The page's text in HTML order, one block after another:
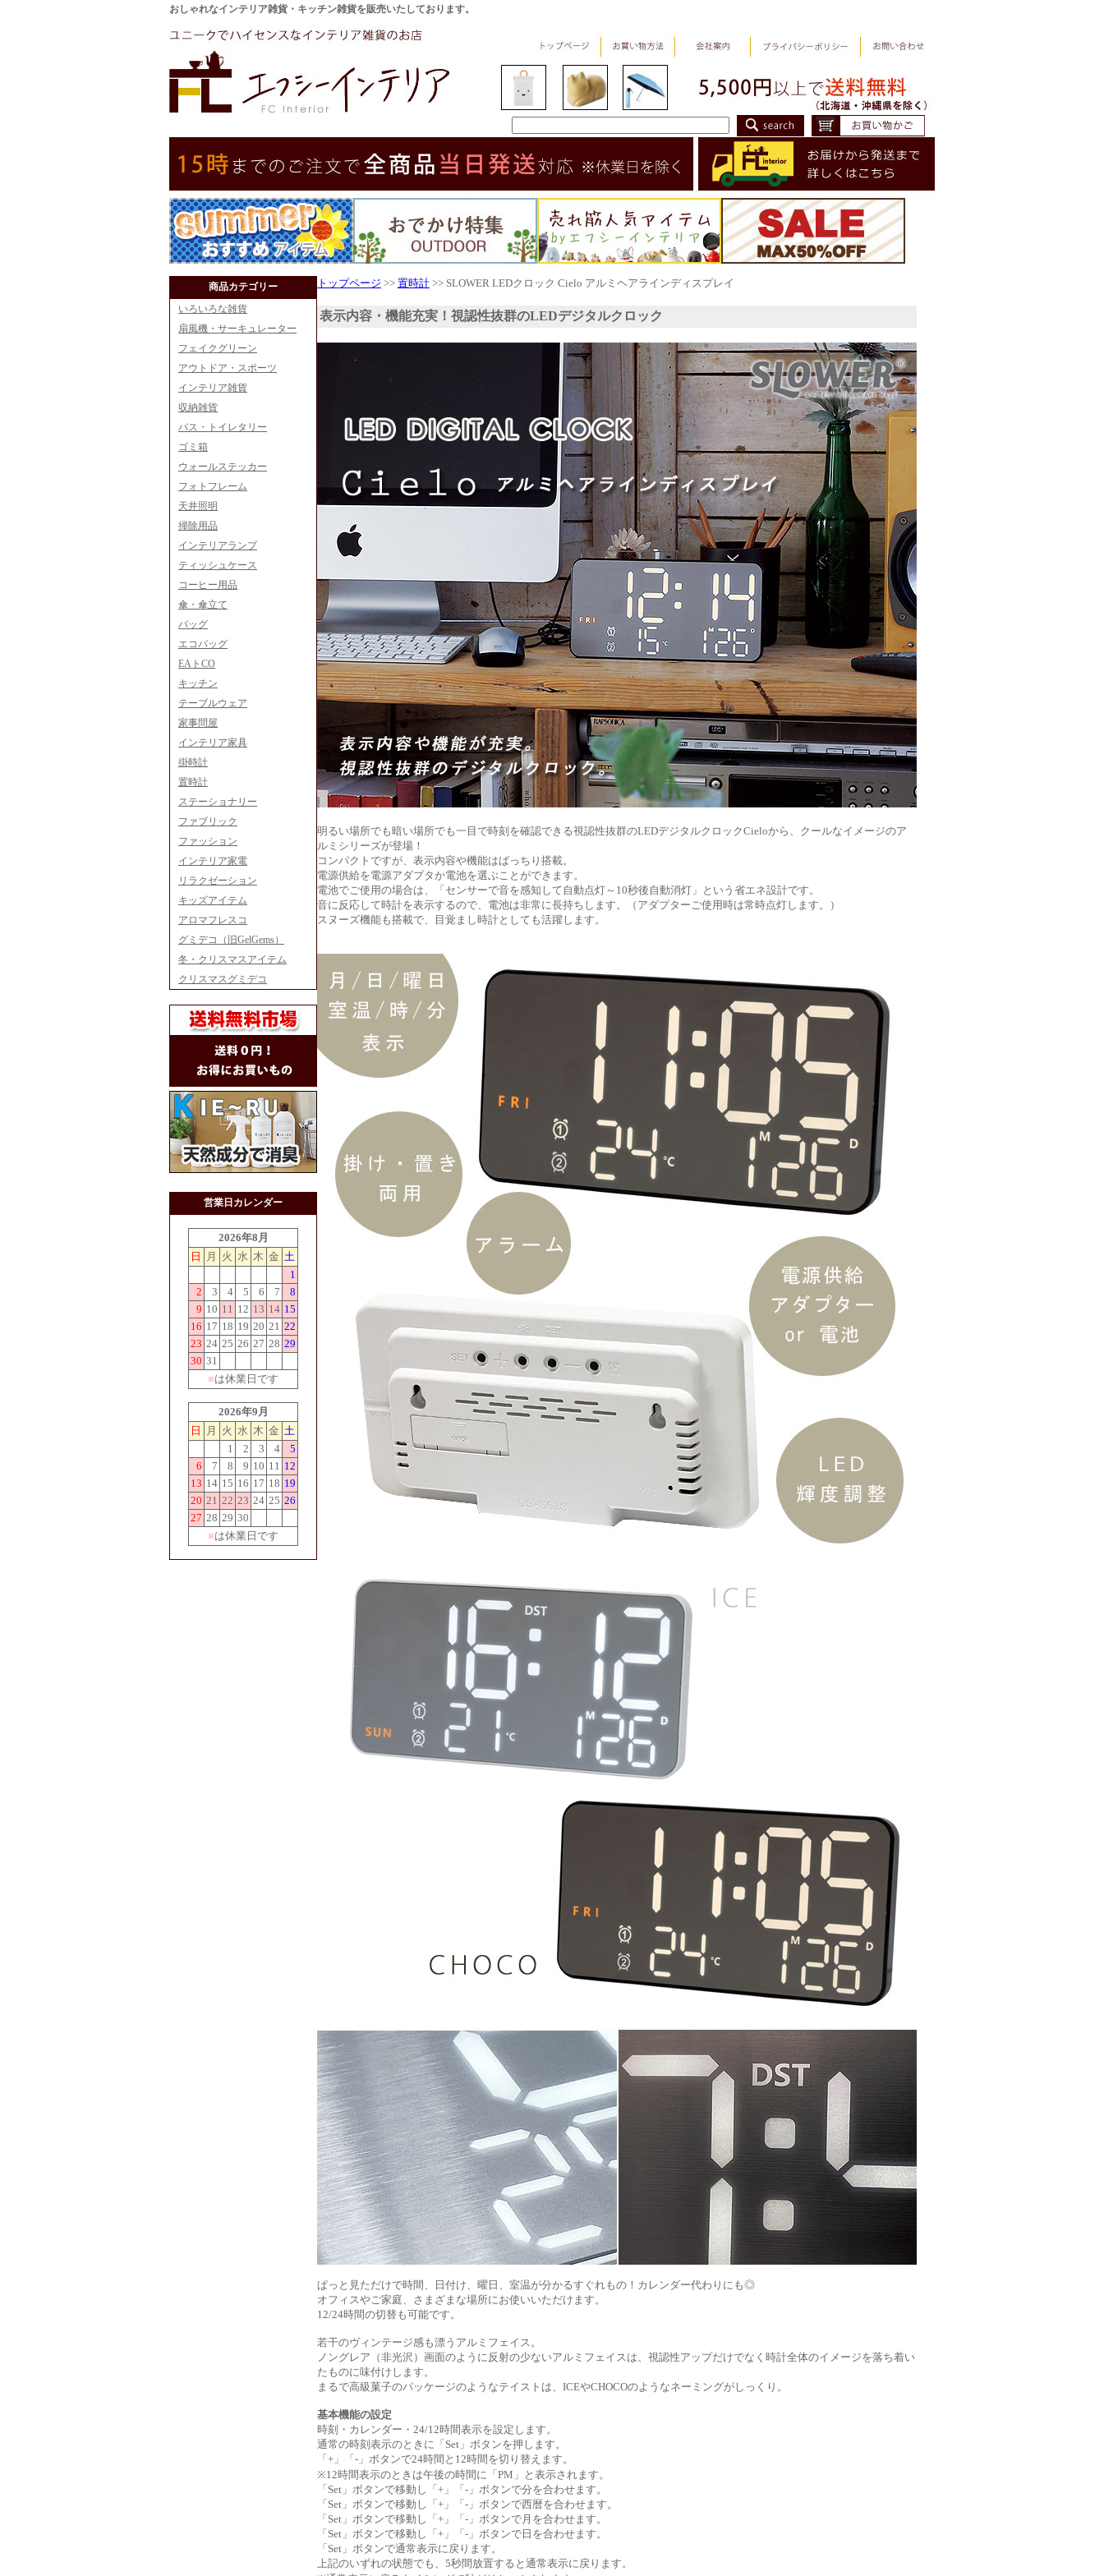
おしゃれなインテリア雑貨・キッチン雑貨を販売いたしております。
商品カテゴリー
いろいろな雑貨
扇風機・サーキュレーター
フェイクグリーン
アウトドア・スポーツ
インテリア雑貨
収納雑貨
バス・トイレタリー
ゴミ箱
ウォールステッカー
フォトフレーム
天井照明
掃除用品
インテリアランプ
ティッシュケース
コーヒー用品
傘・傘立て
バッグ
エコバッグ
EAトCO
キッチン
テーブルウェア
家事問屋
インテリア家具
掛時計
置時計
ステーショナリー
ファブリック
ファッション
インテリア家電
リラクゼーション
キッズアイテム
アロマフレスコ
グミデコ（旧GelGems）
冬・クリスマスアイテム
クリスマスグミデコ
営業日カレンダー
2026年8月
日
月 火 水 木 金 土
1
2
3 4 5 6 7
8
9 10 11 12 13 14 15
16 17 18 19 20 21 22
23 24 25 26 27 28 29
30 31
■は休業日です
2026年9月
日
月 火 水 木 金 土
1
2 3 4
5
6
7 8 9 10 11 12
13 14 15 16 17 18 19
20 21 22 23 24 25 26
27 28 29 30
■は休業日です
トップページ >> 置時計 >> SLOWER LEDクロック Cielo アルミヘアラインディスプレイ
表示内容・機能充実！視認性抜群のLEDデジタルクロック
明るい場所でも暗い場所でも一目で時刻を確認できる視認性抜群のLEDデジタルクロックCieloから、クールなイメージのア
ルミシリーズが登場！
コンパクトですが、表示内容や機能はばっちり搭載。
電源供給を電源アダプタか電池を選ぶことができます。
電池でご使用の場合は、「センサーで音を感知して自動点灯～10秒後自動消灯」という省エネ設計です。
音に反応して時計を表示するので、電池は非常に長持ちします。（アダプターご使用時は常時点灯します。）
スヌーズ機能も搭載で、目覚まし時計としても活躍します。
ぱっと見ただけで時間、日付け、曜日、室温が分かるすぐれもの！カレンダー代わりにも◎
オフィスやご家庭、さまざまな場所にお使いいただけます。
12/24時間の切替も可能です。
若干のヴィンテージ感も漂うアルミフェイス。
ノングレア（非光沢）画面のように反射の少ないアルミフェイスは、視認性アップだけでなく時計全体のイメージを落ち着い
たものに味付けします。
まるで高級菓子のパッケージのようなテイストは、ICEやCHOCOのようなネーミングがしっくり。
基本機能の設定
時刻・カレンダー・24/12時間表示を設定します。
通常の時刻表示のときに「Set」ボタンを押します。
「+」「-」ボタンで24時間と12時間を切り替えます。
※12時間表示のときは午後の時間に「PM」と表示されます。
「Set」ボタンで移動し「+」「-」ボタンで分を合わせます。
「Set」ボタンで移動し「+」「-」ボタンで西暦を合わせます。
「Set」ボタンで移動し「+」「-」ボタンで月を合わせます。
「Set」ボタンで移動し「+」「-」ボタンで日を合わせます。
「Set」ボタンで通常表示に戻ります。
上記のいずれの状態でも、5秒間放置すると通常表示に戻ります。